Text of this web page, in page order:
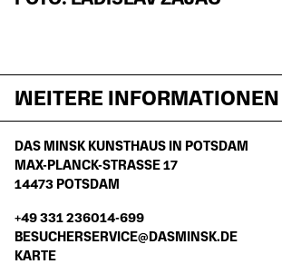
WEITERE INFORMATIONEN
DAS MINSK KUNSTHAUS IN POTSDAM
MAX-PLANCK-STRASSE 17
14473 POTSDAM
+49 331 236014-699
BESUCHERSERVICE@DASMINSK.DE
KARTE